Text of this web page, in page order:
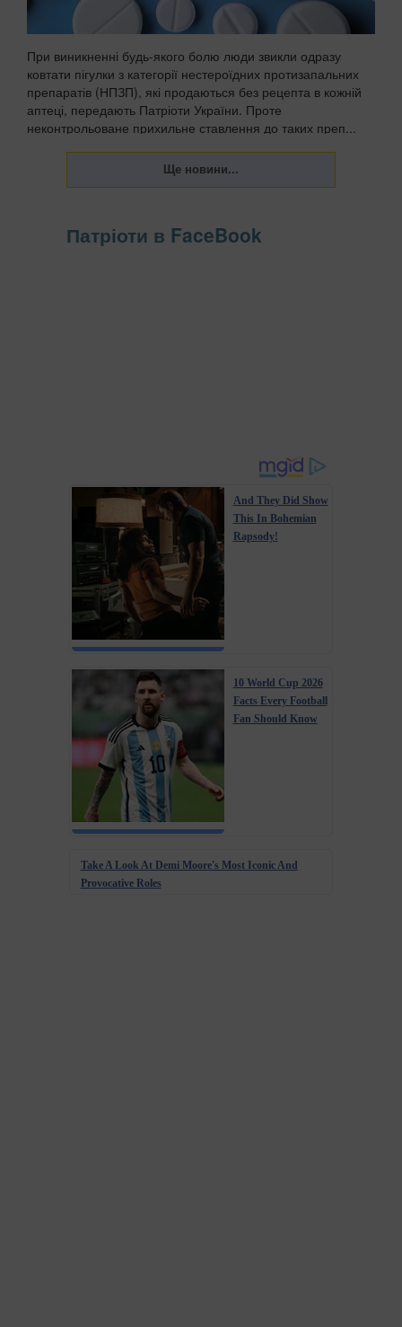
При виникненні будь-якого болю люди звикли одразу
ковтати пігулки з категорії нестероїдних протизапальних
препаратів (НПЗП), які продаються без рецепта в кожній
аптеці, передають Патріоти України. Проте
неконтрольоване прихильне ставлення до таких преп...
Патріоти в FaceBook
And They Did Show
This In Bohemian
Rapsody!
10 World Cup 2026
Facts Every Football
Fan Should Know
Take A Look At Demi Moore's Most Iconic And
Provocative Roles